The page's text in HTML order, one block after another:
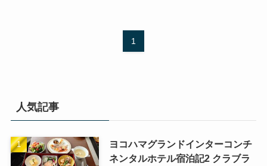
1
人気記事
ヨコハマグランドインターコンチ
ネンタルホテル宿泊記2 クラブラ